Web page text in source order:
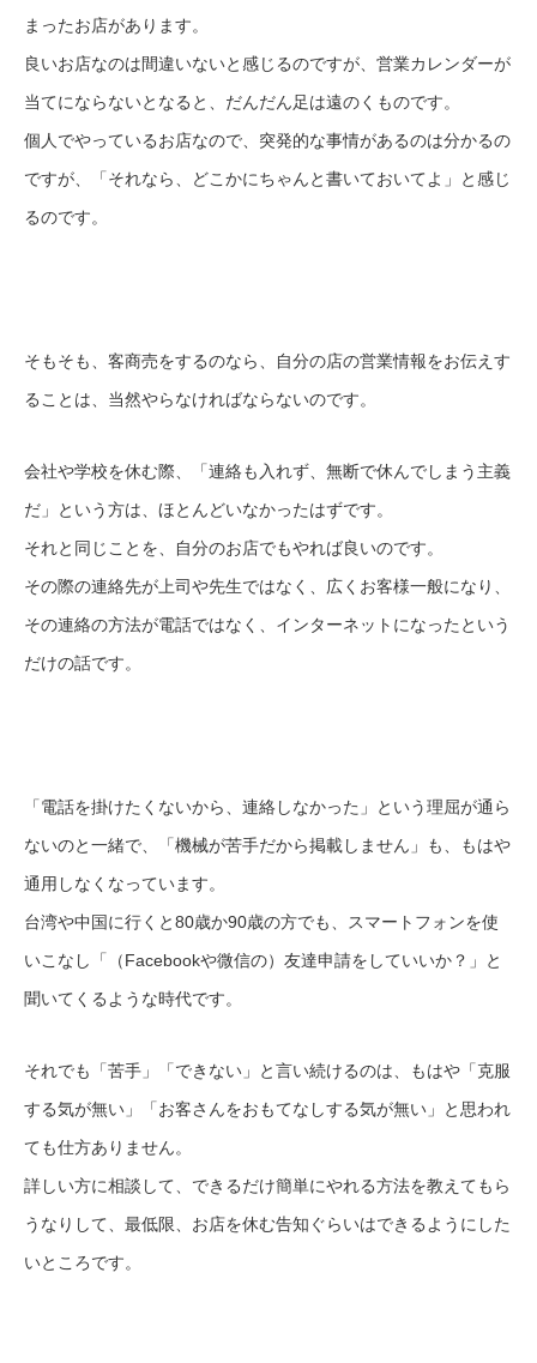
まったお店があります。
良いお店なのは間違いないと感じるのですが、営業カレンダーが
当てにならないとなると、だんだん足は遠のくものです。
個人でやっているお店なので、突発的な事情があるのは分かるの
ですが、「それなら、どこかにちゃんと書いておいてよ」と感じ
るのです。
そもそも、客商売をするのなら、自分の店の営業情報をお伝えす
ることは、当然やらなければならないのです。
会社や学校を休む際、「連絡も入れず、無断で休んでしまう主義
だ」という方は、ほとんどいなかったはずです。
それと同じことを、自分のお店でもやれば良いのです。
その際の連絡先が上司や先生ではなく、広くお客様一般になり、
その連絡の方法が電話ではなく、インターネットになったという
だけの話です。
「電話を掛けたくないから、連絡しなかった」という理屈が通ら
ないのと一緒で、「機械が苦手だから掲載しません」も、もはや
通用しなくなっています。
台湾や中国に行くと80歳か90歳の方でも、スマートフォンを使
いこなし「（Facebookや微信の）友達申請をしていいか？」と
聞いてくるような時代です。
それでも「苦手」「できない」と言い続けるのは、もはや「克服
する気が無い」「お客さんをおもてなしする気が無い」と思われ
ても仕方ありません。
詳しい方に相談して、できるだけ簡単にやれる方法を教えてもら
うなりして、最低限、お店を休む告知ぐらいはできるようにした
いところです。